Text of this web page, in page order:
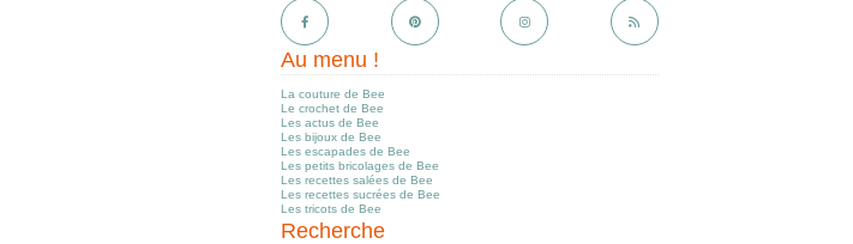
Au menu !
La couture de Bee
Le crochet de Bee
Les actus de Bee
Les bijoux de Bee
Les escapades de Bee
Les petits bricolages de Bee
Les recettes salées de Bee
Les recettes sucrées de Bee
Les tricots de Bee
Recherche